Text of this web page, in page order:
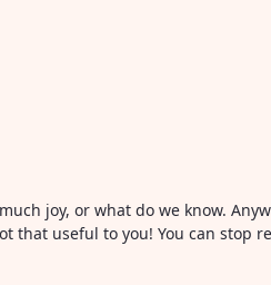
joy, or what do we know.
that useful to you! You can stop